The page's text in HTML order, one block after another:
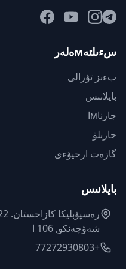
سءىلتەмەلەر
بءىز تۋرالى
بايلانىس
جارناмا
جازىلۋ
گازەت ارحيۆءى
بايلانىس
شەۆچەنكو, 106 ا
+77272930803